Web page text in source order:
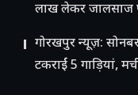
लाख लेकर जालसाज
गोरखपुर न्यूज़:
टकराईं 5 गाड़ियां,